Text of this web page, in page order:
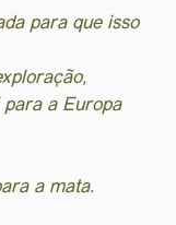
para que isso
a Europa
a mata.